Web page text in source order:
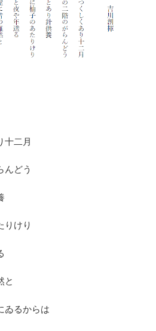
十二月
んどう
りけり
と
ゐるからは